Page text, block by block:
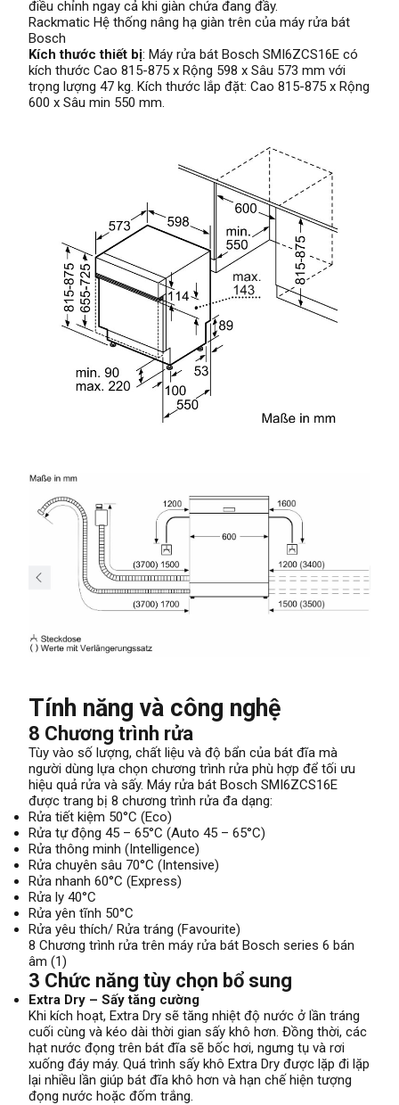
điều chỉnh ngay cả khi giàn chứa đang đầy.
Rackmatic Hệ thống nâng hạ giàn trên của máy rửa bát
Bosch
Kích thước thiết bị: Máy rửa bát Bosch SMI6ZCS16E có
kích thước Cao 815-875 x Rộng 598 x Sâu 573 mm với
trọng lượng 47 kg. Kích thước lắp đặt: Cao 815-875 x Rộng
600 x Sâu min 550 mm.
Tính năng và công nghệ
8 Chương trình rửa
Tùy vào số lượng, chất liệu và độ bẩn của bát đĩa mà
người dùng lựa chọn chương trình rửa phù hợp để tối ưu
hiệu quả rửa và sấy. Máy rửa bát Bosch SMI6ZCS16E
được trang bị 8 chương trình rửa đa dạng:
Rửa tiết kiệm 50°C (Eco)
Rửa tự động 45 – 65°C (Auto 45 – 65°C)
Rửa thông minh (Intelligence)
Rửa chuyên sâu 70°C (Intensive)
Rửa nhanh 60°C (Express)
Rửa ly 40°C
Rửa yên tĩnh 50°C
Rửa yêu thích/ Rửa tráng (Favourite)
8 Chương trình rửa trên máy rửa bát Bosch series 6 bán
âm (1)
3 Chức năng tùy chọn bổ sung
Extra Dry – Sấy tăng cường
Khi kích hoạt, Extra Dry sẽ tăng nhiệt độ nước ở lần tráng
cuối cùng và kéo dài thời gian sấy khô hơn. Đồng thời, các
hạt nước đọng trên bát đĩa sẽ bốc hơi, ngưng tụ và rơi
xuống đáy máy. Quá trình sấy khô Extra Dry được lặp đi lặp
lại nhiều lần giúp bát đĩa khô hơn và hạn chế hiện tượng
đọng nước hoặc đốm trắng.